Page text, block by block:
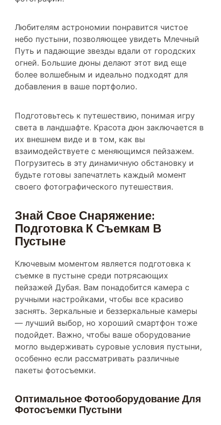
небо пустыни, позволяющее увидеть Млечный
Путь и падающие звезды вдали от городских
огней. Большие дюны делают этот вид еще
более волшебным и идеально подходят для
добавления в ваше портфолио.
света в ландшафте. Красота дюн заключается в
их внешнем виде и в том, как вы
взаимодействуете с меняющимся пейзажем.
Погрузитесь в эту динамичную обстановку и
будьте готовы запечатлеть каждый момент
своего фотографического путешествия.
Подготовка К Съемкам В
Пустыне
съемке в пустыне среди потрясающих
пейзажей Дубая. Вам понадобится камера с
ручными настройками, чтобы все красиво
заснять. Зеркальные и беззеркальные камеры
— лучший выбор, но хороший смартфон тоже
подойдет. Важно, чтобы ваше оборудование
могло выдерживать суровые условия пустыни,
особенно если рассматривать различные
пакеты фотосъемки.
Фотосъемки Пустыни